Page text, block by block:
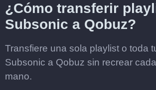
¿Cómo transferir
Subsonic a Qobuz?
Transfiere una sola playlist o toda
Subsonic a Qobuz sin recrear
mano.